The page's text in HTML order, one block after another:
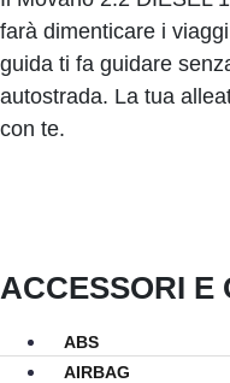
farà dimenticare i
guida ti fa guidare
autostrada. La tua
con te.
ACCESSORI E
ABS
AIRBAG